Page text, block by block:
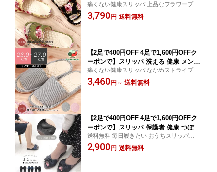
ボウル 健康 スリッパ 大きいサイズ 健
康 サンダル ツボ押し おしゃれ レディ
痛くない健康スリッパ 上品なフラワープリ
ント 船見 室内履き
3,790 円 送料無料
【2足で400円OFF 4足で1,600円OFFク
ーポンで】スリッパ 洗える 健康 メンズ
大きいサイズ サラダ ボウル 健康 サン
ダル ツボ押し おしゃれ レディース M L
痛くない健康スリッパ ななめストライプ柄
ギフトに最適 船見 室内履き
3,460 円 ～ 送料無料
【2足で400円OFF 4足で1,600円OFFク
ーポンで】スリッパ 保護者 健康 つぼあ
り 来客 リボン ヒール おしゃれ レディ
ース 健康スリッパ オフィスサンダルフ
送料無料 毎日履きたい おうちスリッパシリ
ーズ足裏を優しく刺激 長時間履いても疲れ
にくい リボンモチーフスリッパ 前開きタイ
2,900 円 送料無料